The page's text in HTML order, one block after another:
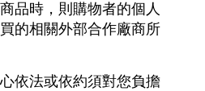
品時，則購物者的個人
的相關外部合作廠商所
依法或依約須對您負擔